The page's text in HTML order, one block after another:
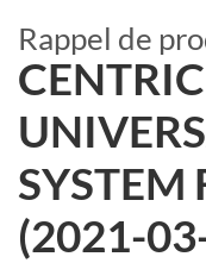
Rappel de
SYSTEM
(2021-